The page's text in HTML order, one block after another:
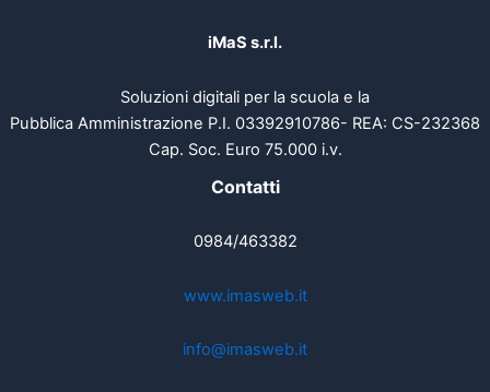
iMaS s.r.l.
Soluzioni digitali per la scuola e la
Pubblica Amministrazione P.I. 03392910786- REA: CS-232368
Cap. Soc. Euro 75.000 i.v.
Contatti
0984/463382
www.imasweb.it
info@imasweb.it